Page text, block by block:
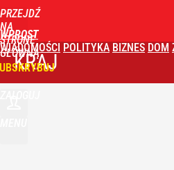
PRZEJDŹ
NA
STRONĘ
GŁÓWNĄ
WPROST
WIADOMOŚCI POLITYKA BIZNES DOM
KRAJ